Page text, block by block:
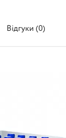
Відгуки (0)